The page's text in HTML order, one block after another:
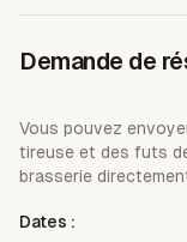
Demande de
Vous pouvez
tireuse et des futs
brasserie
Dates :